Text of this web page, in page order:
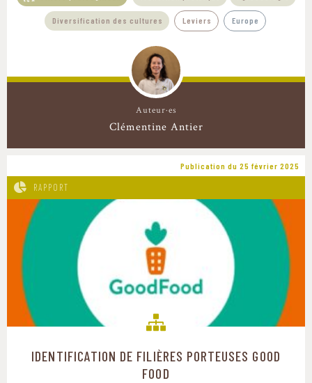
Diversification des cultures Leviers Europe
Auteur·es
Clémentine Antier
Publication du 25 février 2025
RAPPORT
Chaînes de valeur alimentaires
IDENTIFICATION DE FILIÈRES PORTEUSES GOOD
FOOD